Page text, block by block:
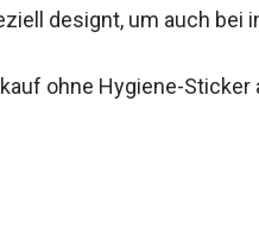
designt, um auch bei
ohne Hygiene-